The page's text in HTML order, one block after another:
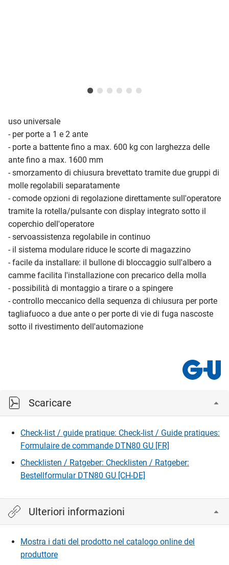
uso universale
- per porte a 1 e 2 ante
- porte a battente fino a max. 600 kg con larghezza delle
ante fino a max. 1600 mm
- smorzamento di chiusura brevettato tramite due gruppi di
molle regolabili separatamente
- comode opzioni di regolazione direttamente sull'operatore
tramite la rotella/pulsante con display integrato sotto il
coperchio dell'operatore
- servoassistenza regolabile in continuo
- il sistema modulare riduce le scorte di magazzino
- facile da installare: il bullone di bloccaggio sull'albero a
camme facilita l'installazione con precarico della molla
- possibilità di montaggio a tirare o a spingere
- controllo meccanico della sequenza di chiusura per porte
tagliafuoco a due ante o per porte di vie di fuga nascoste
sotto il rivestimento dell'automazione
Scaricare
Check-list / guide pratique: Check-list / Guide pratiques:
Formulaire de commande DTN80 GU [FR]
Checklisten / Ratgeber: Checklisten / Ratgeber:
Bestellformular DTN80 GU [CH-DE]
Ulteriori informazioni
Mostra i dati del prodotto nel catalogo online del
produttore